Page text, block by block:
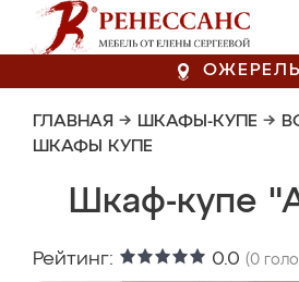
ГЛАВНАЯ → ШКАФЫ-КУПЕ →
ШКАФЫ КУПЕ
Шкаф-купе
Рейтинг: 0.0 (0